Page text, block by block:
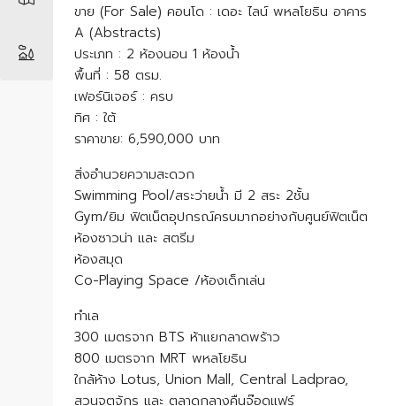
ขาย (For Sale) คอนโด : เดอะ ไลน์ พหลโยธิน อาคาร
A (Abstracts)
ประเภท : 2 ห้องนอน 1 ห้องน้ำ
พื้นที่ : 58 ตรม.
เฟอร์นิเจอร์ : ครบ
ทิศ : ใต้
ราคาขาย: 6,590,000 บาท
สิ่งอำนวยความสะดวก
Swimming Pool/สระว่ายน้ำ มี 2 สระ 2ชั้น
Gym/ยิม ฟิตเน็ตอุปกรณ์ครบมากอย่างกับศูนย์ฟิตเน็ต
ห้องซาวน่า และ สตรีม
ห้องสมุด
Co-Playing Space /ห้องเด็กเล่น
ทำเล
300 เมตรจาก BTS ห้าแยกลาดพร้าว
800 เมตรจาก MRT พหลโยธิน
ใกล้ห้าง Lotus, Union Mall, Central Ladprao,
สวนจตุจักร และ ตลาดกลางคืนจ๊อดแฟร์